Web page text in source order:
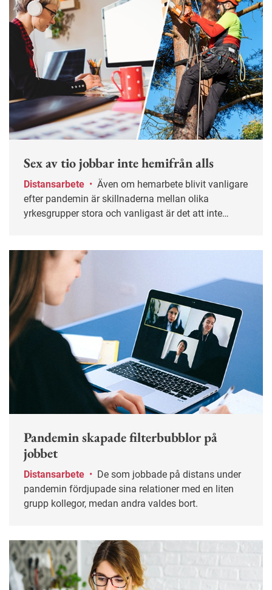
Sex av tio jobbar inte hemifrån alls
Distansarbete •
efter pandemin är skillnaderna mellan olika
yrkesgrupper stora och vanligast är det att inte
Pandemin skapade filterbubblor på
jobbet
Distansarbete •
pandemin fördjupade sina relationer med en liten
grupp kollegor, medan andra valdes bort.